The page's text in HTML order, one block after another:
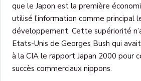
que le Japon est la première
utilisé l’information comme principal
développement. Cette supériorité
Etats-Unis de Georges Bush qui
à la CIA le rapport Japan 2000 pour
succès commerciaux nippons.